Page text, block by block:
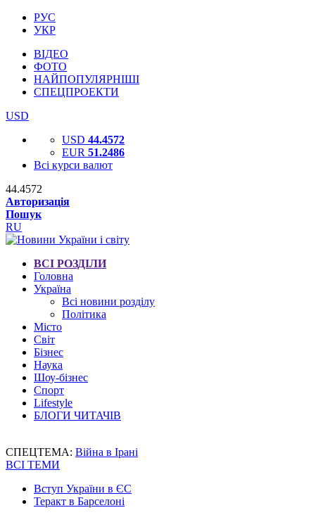
РУС
УКР
ВІДЕО
ФОТО
НАЙПОПУЛЯРНІШІ
СПЕЦПРОЕКТИ
USD
USD 44.4572
EUR 51.2486
Всі курси валют
44.4572
Авторизація
Пошук
RU
ВСІ РОЗДІЛИ
Головна
Україна
Всі новини розділу
Політика
Місто
Світ
Бізнес
Наука
Шоу-бізнес
Спорт
Lifestyle
БЛОГИ ЧИТАЧІВ
СПЕЦТЕМА: Війна в Ірані
ВСІ ТЕМИ
Вступ України в ЄС
Теракт в Барселоні